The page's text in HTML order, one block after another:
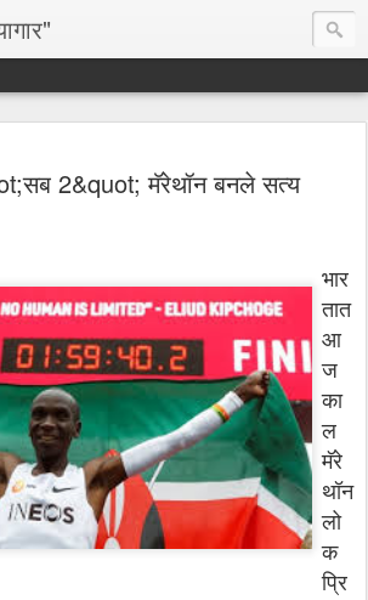
2&quot; मॅरेथॉन बनले सत्य
भार
तात
आ
ज
का
ल
मॅरे
थॉन
लो
क
प्रि